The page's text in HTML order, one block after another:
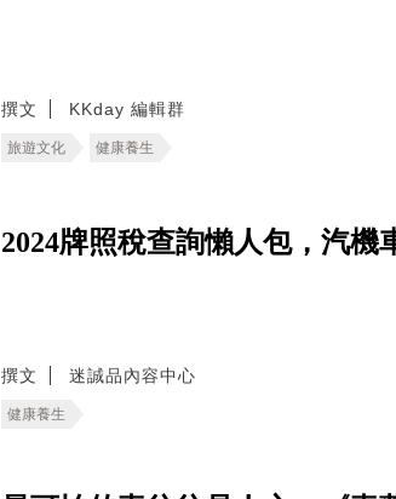
撰文 KKday 編輯群
旅遊文化 健康養生
2024牌照稅查詢懶人包，汽機
撰文 迷誠品內容中心
健康養生